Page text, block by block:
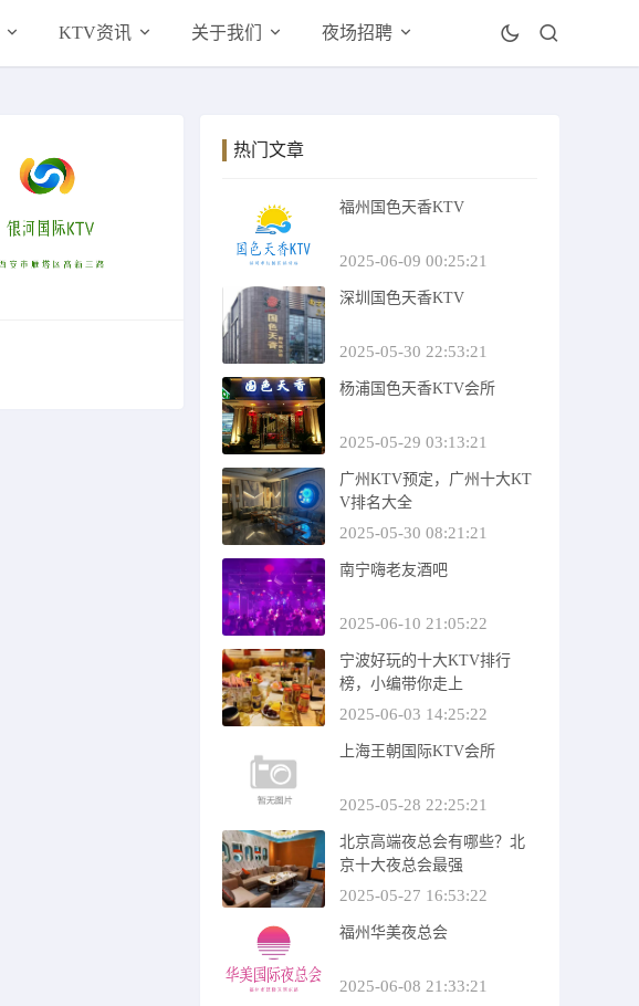
KTV资讯 关于我们 夜场招聘
热门文章
福州国色天香KTV
2025-06-09 00:25:21
深圳国色天香KTV
2025-05-30 22:53:21
杨浦国色天香KTV会所
2025-05-29 03:13:21
广州KTV预定，广州十大KT
V排名大全
2025-05-30 08:21:21
南宁嗨老友酒吧
2025-06-10 21:05:22
宁波好玩的十大KTV排行
榜，小编带你走上
2025-06-03 14:25:22
上海王朝国际KTV会所
2025-05-28 22:25:21
北京高端夜总会有哪些？北
京十大夜总会最强
2025-05-27 16:53:22
福州华美夜总会
2025-06-08 21:33:21